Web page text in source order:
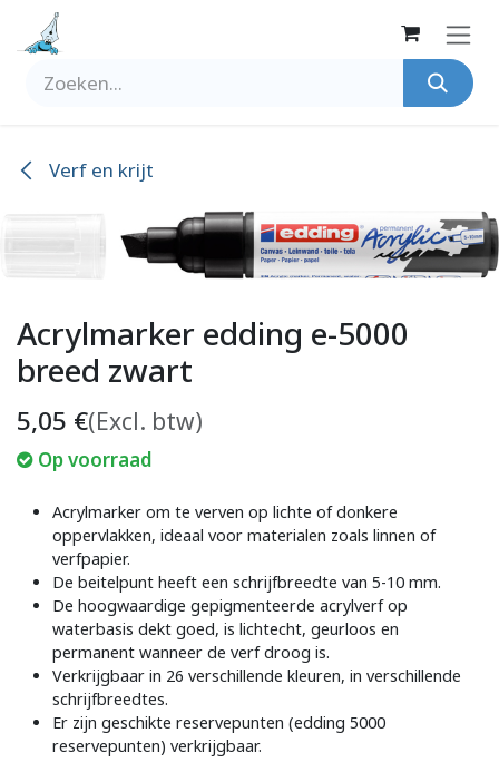
Overslaan naar inhoud
Verf en krijt
Acrylmarker edding e-5000
breed zwart
5,05 €(Excl. btw)
Op voorraad
Acrylmarker om te verven op lichte of donkere
oppervlakken, ideaal voor materialen zoals linnen of
verfpapier.
De beitelpunt heeft een schrijfbreedte van 5-10 mm.
De hoogwaardige gepigmenteerde acrylverf op
waterbasis dekt goed, is lichtecht, geurloos en
permanent wanneer de verf droog is.
Verkrijgbaar in 26 verschillende kleuren, in verschillende
schrijfbreedtes.
Er zijn geschikte reservepunten (edding 5000
reservepunten) verkrijgbaar.